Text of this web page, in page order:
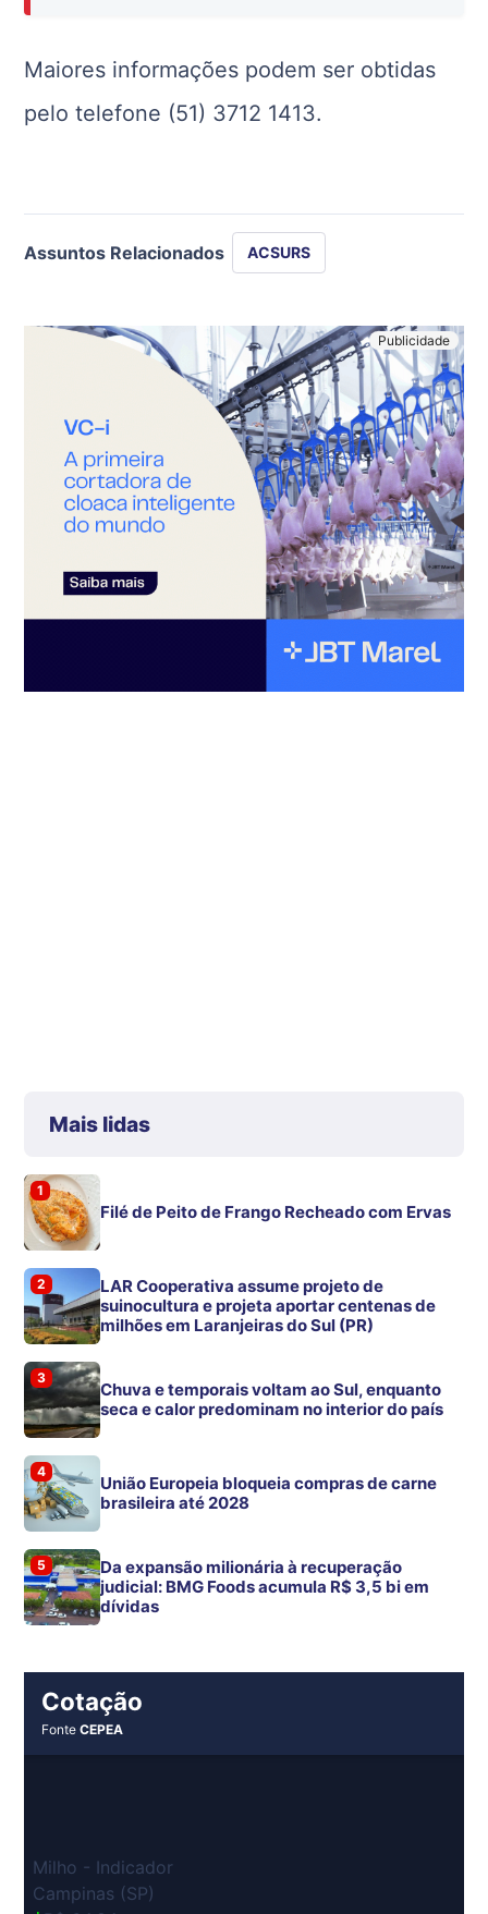
Maiores informações podem ser obtidas
pelo telefone (51) 3712 1413.
Assuntos Relacionados ACSURS
Mais lidas
1
Filé de Peito de Frango Recheado com Ervas
2
LAR Cooperativa assume projeto de
suinocultura e projeta aportar centenas de
milhões em Laranjeiras do Sul (PR)
3
Chuva e temporais voltam ao Sul, enquanto
seca e calor predominam no interior do país
4
União Europeia bloqueia compras de carne
brasileira até 2028
5
Da expansão milionária à recuperação
judicial: BMG Foods acumula R$ 3,5 bi em
dívidas
Cotação
FonteCEPEA
Milho - Indicador
Campinas (SP)